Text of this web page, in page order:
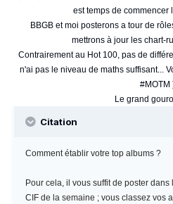
est temps de commencer
BBGB et moi posterons a tour de
mettrons à jour les chart-
Contrairement au Hot 100, pas de
n'ai pas le niveau de maths suffisant...
#MOTM
Le grand
Citation
Comment établir votre top albums ?
Pour cela, il vous suffit de poster
CIF de la semaine ; vous classez vos